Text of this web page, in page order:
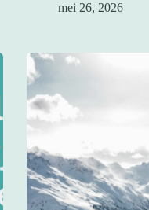
mei 26, 2026